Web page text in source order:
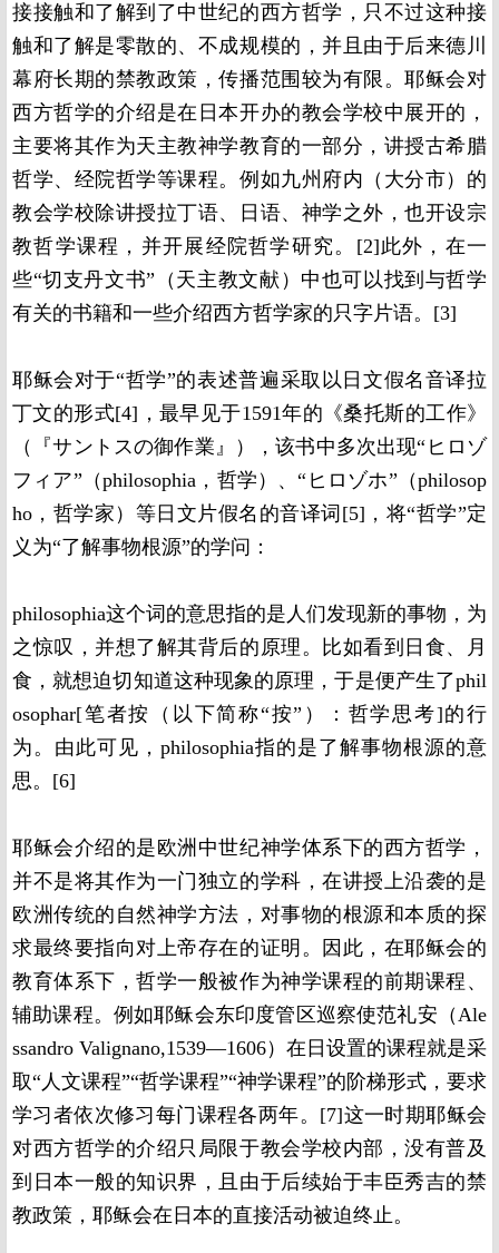
接接触和了解到了中世纪的西方哲学，只不过这种接
触和了解是零散的、不成规模的，并且由于后来德川
幕府长期的禁教政策，传播范围较为有限。耶稣会对
西方哲学的介绍是在日本开办的教会学校中展开的，
主要将其作为天主教神学教育的一部分，讲授古希腊
哲学、经院哲学等课程。例如九州府内（大分市）的
教会学校除讲授拉丁语、日语、神学之外，也开设宗
教哲学课程，并开展经院哲学研究。[2]此外，在一
些“切支丹文书”（天主教文献）中也可以找到与哲学
有关的书籍和一些介绍西方哲学家的只字片语。[3]
耶稣会对于“哲学”的表述普遍采取以日文假名音译拉
丁文的形式[4]，最早见于1591年的《桑托斯的工作》
（『サントスの御作業』），该书中多次出现“ヒロゾ
フィア”（philosophia，哲学）、“ヒロゾホ”（philosop
ho，哲学家）等日文片假名的音译词[5]，将“哲学”定
义为“了解事物根源”的学问：
philosophia这个词的意思指的是人们发现新的事物，为
之惊叹，并想了解其背后的原理。比如看到日食、月
食，就想迫切知道这种现象的原理，于是便产生了phil
osophar[笔者按（以下简称“按”）：哲学思考]的行
为。由此可见，philosophia指的是了解事物根源的意
思。[6]
耶稣会介绍的是欧洲中世纪神学体系下的西方哲学，
并不是将其作为一门独立的学科，在讲授上沿袭的是
欧洲传统的自然神学方法，对事物的根源和本质的探
求最终要指向对上帝存在的证明。因此，在耶稣会的
教育体系下，哲学一般被作为神学课程的前期课程、
辅助课程。例如耶稣会东印度管区巡察使范礼安（Ale
ssandro Valignano,1539—1606）在日设置的课程就是采
取“人文课程”“哲学课程”“神学课程”的阶梯形式，要求
学习者依次修习每门课程各两年。[7]这一时期耶稣会
对西方哲学的介绍只局限于教会学校内部，没有普及
到日本一般的知识界，且由于后续始于丰臣秀吉的禁
教政策，耶稣会在日本的直接活动被迫终止。